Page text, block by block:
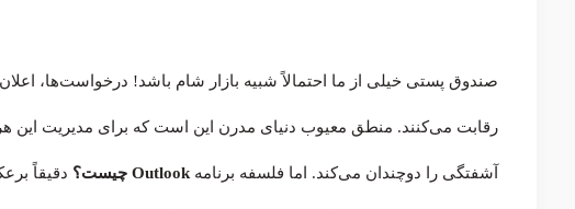
صندوق پستی خیلی از ما احتمالاً شبیه بازار شام باشد! درخواست‌ها،
رقابت می‌کنند. منطق معیوب دنیای مدرن این است که برای مدیریت این
آشفتگی را دوچندان می‌کند. اما فلسفه برنامه ؟ دقیقاً